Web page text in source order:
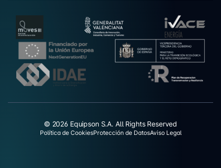
© 2026 Equipson S.A. All Rights Reserved
Política de CookiesProtección de DatosAviso Legal